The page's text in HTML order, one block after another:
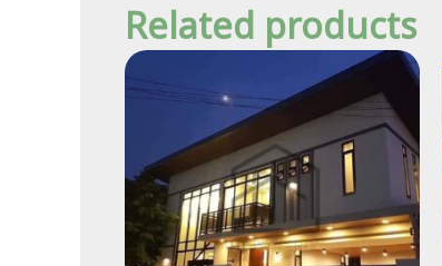
Related products